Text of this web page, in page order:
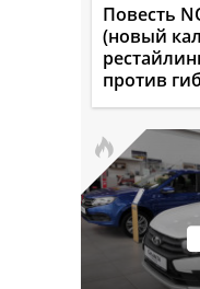
Повесть
(новый
против